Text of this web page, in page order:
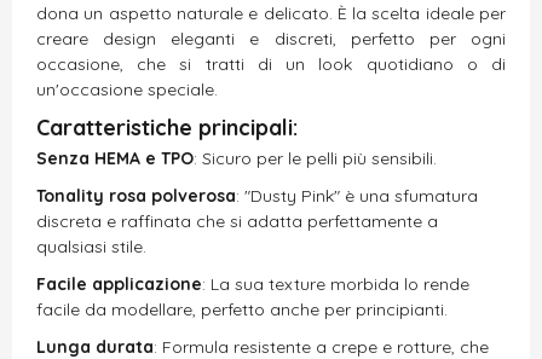
dona un aspetto naturale e delicato. È la scelta ideale per
creare design eleganti e discreti, perfetto per ogni
occasione, che si tratti di un look quotidiano o di
un'occasione speciale.
Caratteristiche principali:
Senza HEMA e TPO: Sicuro per le pelli più sensibili.
Tonality rosa polverosa: "Dusty Pink" è una sfumatura
discreta e raffinata che si adatta perfettamente a
qualsiasi stile.
Facile applicazione: La sua texture morbida lo rende
facile da modellare, perfetto anche per principianti.
Lunga durata: Formula resistente a crepe e rotture, che